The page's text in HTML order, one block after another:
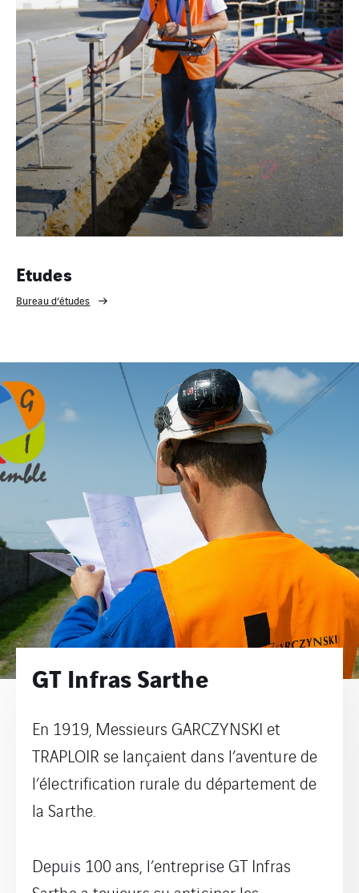
Bureau d’études
GT Infras Sarthe
TRAPLOIR se lançaient dans l’aventure de
l’électrification rurale du département de
la Sarthe.
Sarthe a toujours su anticiper les